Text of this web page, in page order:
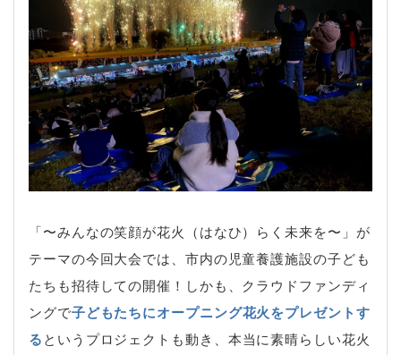
「〜みんなの笑顔が花火（はなひ）らく未来を〜」が
テーマの今回大会では、市内の児童養護施設の子ども
たちも招待しての開催！しかも、クラウドファンディ
ングで子どもたちにオープニング花火をプレゼントす
るというプロジェクトも動き、本当に素晴らしい花火